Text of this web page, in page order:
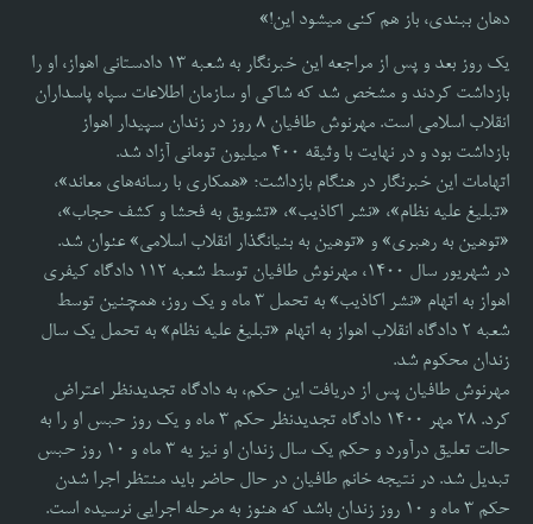
دهان ببندی، باز هم کنی میشود این!»
یک روز بعد و پس از مراجعه این خبرنگار به شعبه ۱۳ دادستانی اهواز، او را
بازداشت کردند و مشخص شد که شاکی او سازمان اطلاعات سپاه پاسداران
انقلاب اسلامی است. مهرنوش طافیان ۸ روز در زندان سپیدار اهواز
بازداشت بود و در نهایت با وثیقه ۴۰۰ میلیون تومانی آزاد شد.
اتهامات این خبرنگار در هنگام بازداشت؛ «همکاری با رسانه‌های معاند»،
«تبلیغ علیه نظام»، «نشر اکاذیب»، «تشویق به فحشا و کشف حجاب»،
«توهین به رهبری» و «توهین به بنیانگذار انقلاب اسلامی» عنوان شد.
در شهریور سال ۱۴۰۰، مهرنوش طافیان توسط شعبه ۱۱۲ دادگاه کیفری
اهواز به اتهام «نشر اکاذیب» به تحمل ۳ ماه و یک روز، همچنین توسط
شعبه ۲ دادگاه انقلاب اهواز به اتهام «تبلیغ علیه نظام» به تحمل یک سال
زندان محکوم شد.
مهرنوش طافیان پس از دریافت این حکم، به دادگاه تجدیدنظر اعتراض
کرد. ۲۸ مهر ۱۴۰۰ دادگاه تجدیدنظر حکم ۳ ماه و یک روز حبس او را به
حالت تعلیق درآورد و حکم یک سال زندان او نیز یه ۳ ماه و ۱۰ روز حبس
تبدیل شد. در نتیجه خانم طافیان در حال حاضر باید منتظر اجرا شدن
حکم ۳ ماه و ۱۰ روز زندان باشد که هنوز به مرحله اجرایی نرسیده است.